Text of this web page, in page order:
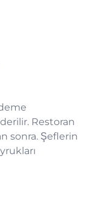
Restoran
sonra. Şeflerin